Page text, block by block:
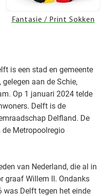
Fantasie / Print Sokken
is een stad en gemeente
aan de Schie,
Op 1 januari 2024 telde
Delft is de
Delfland. De
Metropoolregio
van Nederland, die al in
graaf Willem II. Ondanks
was Delft tegen het einde